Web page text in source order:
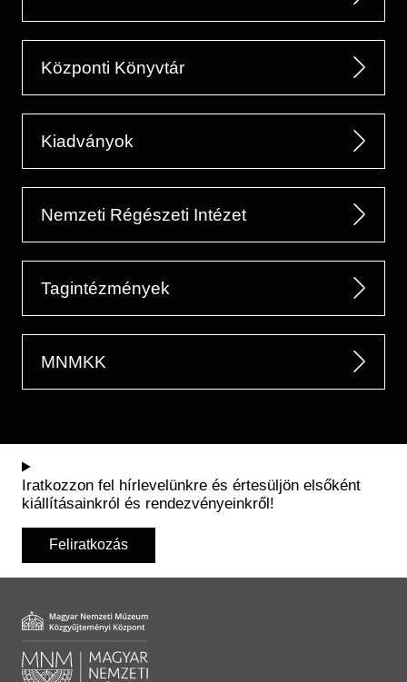
Központi Könyvtár
Kiadványok
Nemzeti Régészeti Intézet
Tagintézmények
MNMKK
Iratkozzon fel hírlevelünkre és értesüljön elsőként
kiállításainkról és rendezvényeinkről!
Feliratkozás